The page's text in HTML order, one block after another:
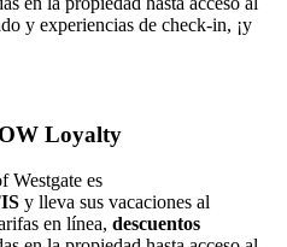
y experiencias de check-in, ¡y
Loyalty
Westgate es
y lleva sus vacaciones al
en línea, descuentos